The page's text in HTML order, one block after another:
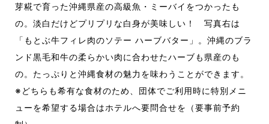
芽糀で育った沖縄県産の高級魚・ミーバイをつかったも
の。淡白だけどプリプリな白身が美味しい！ 写真右は
「もとぶ牛フィレ肉のソテー ハーブバター」。沖縄のブラ
ンド黒毛和牛の柔らかい肉に合わせたハーブも県産のも
の。たっぷりと沖縄食材の魅力を味わうことができます。
※どちらも希有な食材のため、団体でご利用時に特別メニ
ューを希望する場合はホテルへ要問合せを（要事前予約